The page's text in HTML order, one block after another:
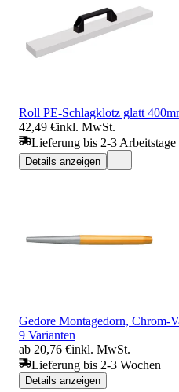
Roll PE-Schlagklotz glatt
42,49 €inkl. MwSt.
Lieferung bis 2-3 Arbeitstage
Details anzeigen
Gedore Montagedorn, Chrom-
9 Varianten
ab 20,76 €inkl. MwSt.
Lieferung bis 2-3 Wochen
Details anzeigen